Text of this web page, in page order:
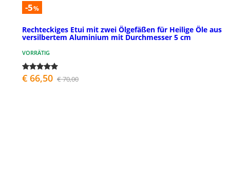
-5%
Rechteckiges Etui mit zwei Ölgefäßen für Heilige Öle aus
versilbertem Aluminium mit Durchmesser 5 cm
VORRÄTIG
€ 66,50 € 70,00